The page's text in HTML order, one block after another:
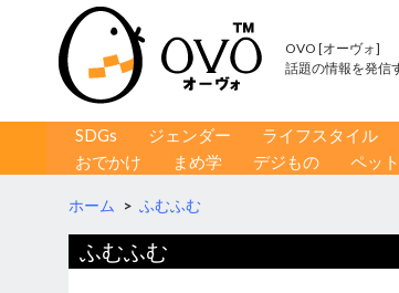
OVO [オーヴォ]
話題の情報を発信
コンテンツへ移動
SDGs ジェンダー ライフスタイル
おでかけ
まめ学 デジもの ペット
ホーム > ふむふむ
ふむふむ